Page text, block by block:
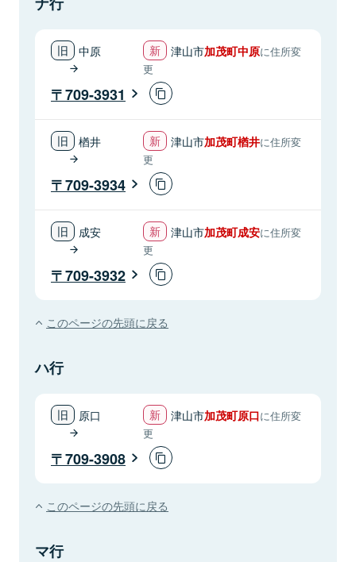
中原 津山市加茂町中原に住所変
更
709-3931
楢井 津山市加茂町楢井に住所変
更
709-3934
成安 津山市加茂町成安に住所変
更
709-3932
このページの先頭に戻る
ハ行
原口 津山市加茂町原口に住所変
更
709-3908
このページの先頭に戻る
マ行